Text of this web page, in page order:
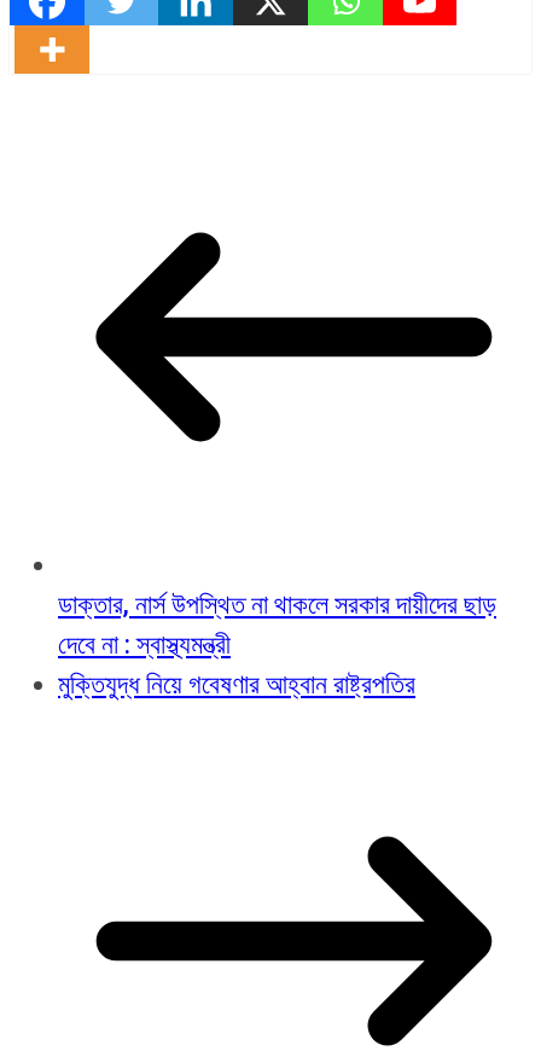
ডাক্তার, নার্স উপস্থিত না থাকলে সরকার দায়ীদের ছাড়
দেবে না : স্বাস্থ্যমন্ত্রী
মুক্তিযুদ্ধ নিয়ে গবেষণার আহ্বান রাষ্ট্রপতির